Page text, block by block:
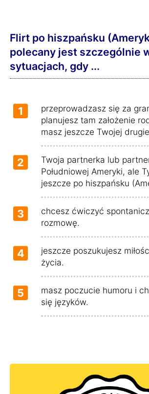
Flirt po hiszpańsku
polecany jest szczególnie
sytuacjach, gdy ...
1
przeprowadzasz się za
planujesz tam założenie
masz jeszcze Twojej
2
Twoja partnerka lub
Południowej Ameryki, ale
jeszcze po hiszpańsku
3
chcesz ćwiczyć
rozmowę.
4
jeszcze poszukujesz
życia.
5
masz poczucie humoru i
się języków.